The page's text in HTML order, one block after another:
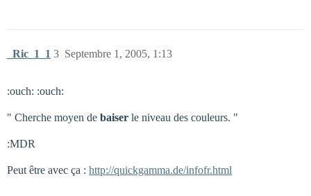
_Ric_1_1 Septembre 1, 2005, 1:13
3
:ouch: :ouch:
" Cherche moyen de baiser le niveau des couleurs. "
:MDR
Peut être avec ça : http://quickgamma.de/infofr.html